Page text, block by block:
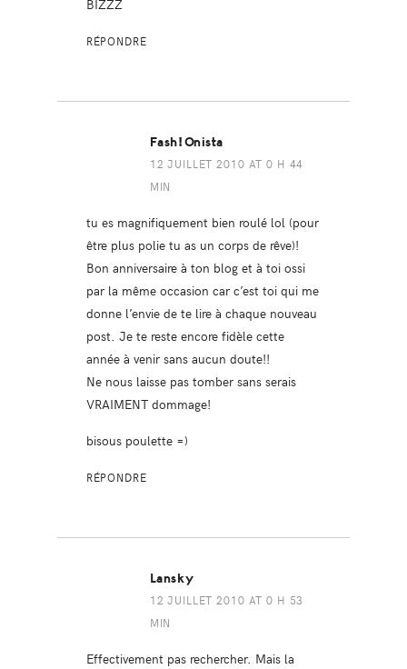
RÉPONDRE
Fash!onista
12 JUILLET 2010 AT 0 H 44
MIN
tu es magnifiquement bien roulé lol (pour
être plus polie tu as un corps de rêve)!
Bon anniversaire à ton blog et à toi ossi
par la même occasion car c’est toi qui me
donne l’envie de te lire à chaque nouveau
post. Je te reste encore fidèle cette
année à venir sans aucun doute!!
Ne nous laisse pas tomber sans serais
VRAIMENT dommage!
bisous poulette =)
RÉPONDRE
Lansky
12 JUILLET 2010 AT 0 H 53
MIN
Effectivement pas rechercher. Mais la